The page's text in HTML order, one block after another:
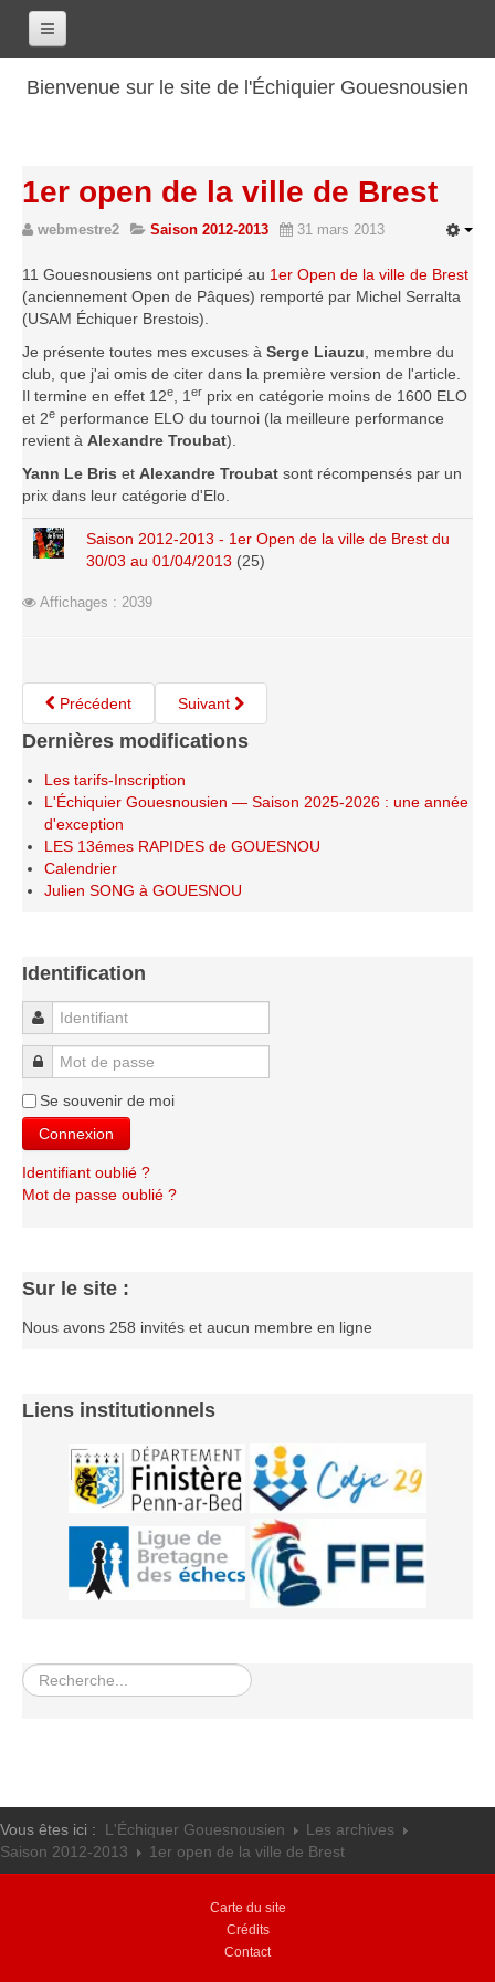
Bienvenue sur le site de l'Échiquier Gouesnousien
Les renseignements
Les coordonnées
Les horaires
Les tarifs
Les bilans sportifs
Les archives
Saison 2017-2018
Saison 2016-2017
Saison 2015-2016
Saison 2014-2015
Saison 2010-2011
Saison 2009-2010
Les organisations
Les palmarès
L'Open de Noël
Le Challenge Blitz
Le Challenge 2014-2015
Le Challenge 2013-2014
Le Challenge 2012-2013
Le Challenge 2011-2012
Les tournois internes
Bretagne Jeunes 2012
Les équipes Jeunes
Les championnats individuels
Les galeries
Les infos
Les annonces de tournois
1er open de la ville de Brest
webmestre2 Saison 2012-2013 31 mars 2013
11 Gouesnousiens ont participé au 1er Open de la ville de Brest
(anciennement Open de Pâques) remporté par Michel Serralta
(USAM Échiquer Brestois).
Je présente toutes mes excuses à Serge Liauzu , membre du
club, que j'ai omis de citer dans la première version de l'article.
Il termine en effet 12e , 1 er prix en catégorie moins de 1600 ELO
et 2e performance ELO du tournoi (la meilleure performance
revient à Alexandre Troubat).
Yann Le Bris et Alexandre Troubat sont récompensés par un
prix dans leur catégorie d'Elo.
Saison 2012-2013 - 1er Open de la ville de Brest du
30/03 au 01/04/2013 (25)
Affichages : 2039
Précédent Suivant
Dernières modifications
Les tarifs-Inscription
L'Échiquier Gouesnousien — Saison 2025-2026 : une année
d'exception
LES 13émes RAPIDES de GOUESNOU
Calendrier
Julien SONG à GOUESNOU
Identification
Identifiant
Mot de passe
Se souvenir de moi
Connexion
Identifiant oublié ?
Mot de passe oublié ?
Sur le site :
Nous avons 258 invités et aucun membre en ligne
Liens institutionnels
Rechercher
Vous êtes ici : L'Échiquer Gouesnousien
Les archives
Saison 2012-2013
1er open de la ville de Brest
Carte du site
Crédits
Contact